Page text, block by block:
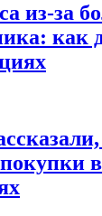
из-за
как
в